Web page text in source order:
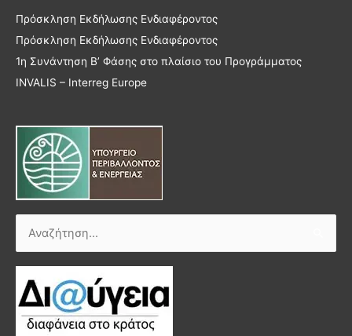
Πρόσκληση Εκδήλωσης Ενδιαφέροντος
Πρόσκληση Εκδήλωσης Ενδιαφέροντος
1η Συνάντηση Β’ Φάσης στο πλαίσιο του Προγράμματος
INVALIS – Interreg Europe
Αναζήτηση